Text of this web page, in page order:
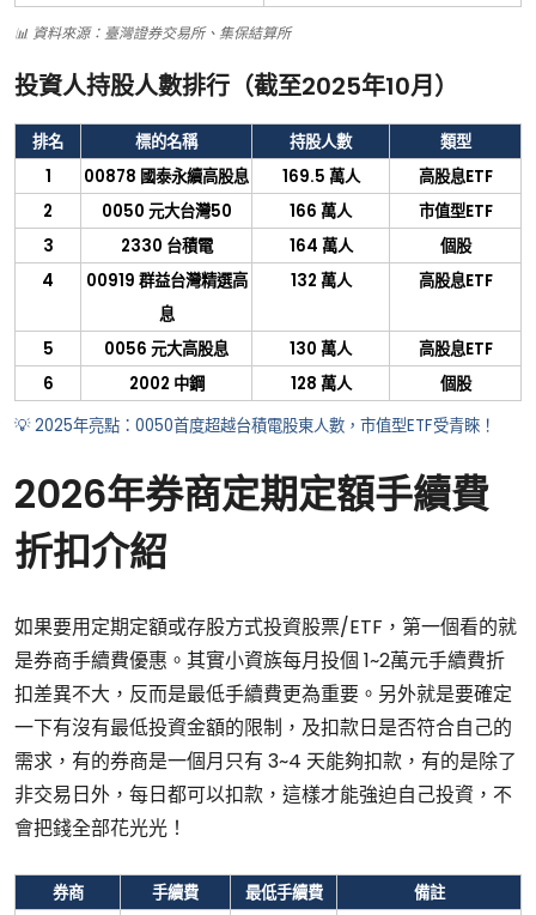
📊 資料來源：臺灣證券交易所、集保結算所
投資人持股人數排行（截至2025年10月）
排名 標的名稱 持股人數
類型
1
00878 國泰永續高股息 169.5 萬人 高股息ETF
2
0050 元大台灣50 166 萬人 市值型ETF
3
2330 台積電 164 萬人
個股
4
00919 群益台灣精選高
息
132 萬人 高股息ETF
5 0056 元大高股息 130 萬人 高股息ETF
6
2002 中鋼 128 萬人
個股
💡 2025年亮點： 0050首度超越台積電股東人數，市值型ETF受青睞！
2026年券商定期定額手續費
折扣介紹
如果要用定期定額或存股方式投資股票/ETF，第一個看的就
是券商手續費優惠。其實小資族每月投個 1~2萬元手續費折
扣差異不大，反而是最低手續費更為重要。另外就是要確定
一下有沒有最低投資金額的限制，及扣款日是否符合自己的
需求，有的券商是一個月只有 3~4 天能夠扣款，有的是除了
非交易日外，每日都可以扣款，這樣才能強迫自己投資，不
會把錢全部花光光！
券商 手續費 最低手續費
備註